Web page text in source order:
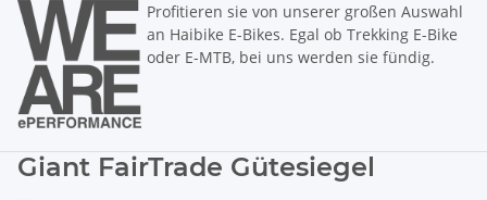
Profitieren sie von unserer großen Auswahl
an Haibike E-Bikes. Egal ob Trekking E-Bike
oder E-MTB, bei uns werden sie fündig.
Giant FairTrade Gütesiegel